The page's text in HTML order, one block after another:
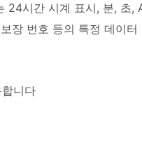
24시간 시계 표시, 분, 초,
장 번호 등의 특정 데이
니다